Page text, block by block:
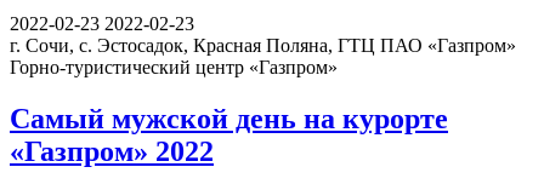
2022-02-23 2022-02-23
г. Сочи, с. Эстосадок, Красная Поляна, ГТЦ ПАО «Газпром»
Горно-туристический центр «Газпром»
Самый мужской день на курорте
«Газпром» 2022